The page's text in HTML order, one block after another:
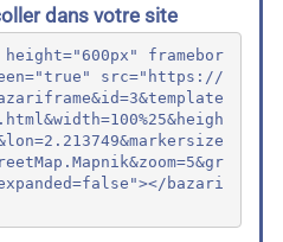
dans votre site
framebor
src="https://
bazari